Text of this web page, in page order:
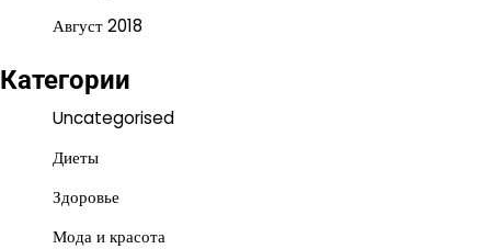
Август 2018
Категории
Uncategorised
Диеты
Здоровье
Мода и красота